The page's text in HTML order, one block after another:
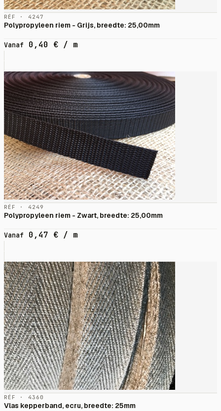
RÉF · 4247
Polypropyleen riem - Grijs, breedte: 25,00mm
Vanaf 0,40 € / m
RÉF · 4249
Polypropyleen riem - Zwart, breedte: 25,00mm
Vanaf 0,47 € / m
RÉF · 4360
Vlas kepperband, ecru, breedte: 25mm